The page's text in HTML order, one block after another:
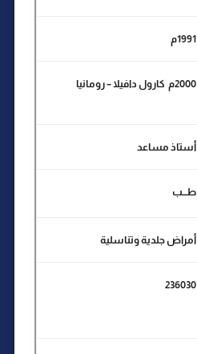
1991م
2000م كارول دافيلا – رومانيا
أستاذ مساعد
طـــب
أمراض جلدية وتناسلية
236030